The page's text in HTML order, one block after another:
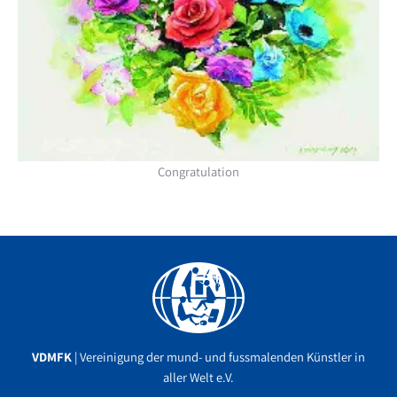
Congratulation
VDMFK | Vereinigung der mund- und fussmalenden Künstler in
aller Welt e.V.
Facebook
YouTube
Instagram